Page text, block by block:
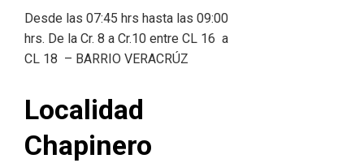
Desde las 07:45 hrs hasta las 09:00
hrs. De la Cr. 8 a Cr.10 entre CL 16 a
CL 18 – BARRIO VERACRÚZ
Localidad
Chapinero